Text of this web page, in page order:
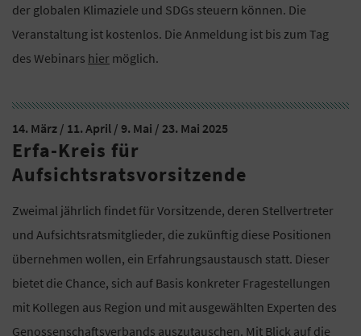
der globalen Klimaziele und SDGs steuern können. Die
Veranstaltung ist kostenlos. Die Anmeldung ist bis zum Tag
des Webinars hier möglich.
14. März / 11. April / 9. Mai / 23. Mai 2025
Erfa-Kreis für
Aufsichtsratsvorsitzende
Zweimal jährlich findet für Vorsitzende, deren Stellvertreter
und Aufsichtsratsmitglieder, die zukünftig diese Positionen
übernehmen wollen, ein Erfahrungsaustausch statt. Dieser
bietet die Chance, sich auf Basis konkreter Fragestellungen
mit Kollegen aus Region und mit ausgewählten Experten des
Genossenschaftsverbands auszutauschen. Mit Blick auf die